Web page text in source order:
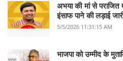
अभया की मां से पराजित
इंसाफ पाने की लड़ाई
5/5/2026 11:31:15 AM
भाजपा को उम्मीद के